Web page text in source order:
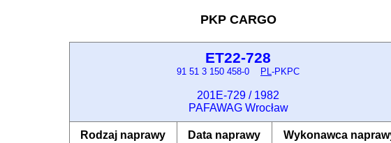
PKP CARGO
ET22-728
91 51 3 150 458-0 PL-PKPC
201E-729 / 1982
PAFAWAG Wrocław
Rodzaj naprawy Data naprawy Wykonawca